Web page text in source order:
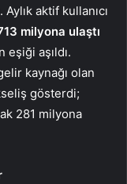
aktif kullanıcı
milyona ulaştı
aşıldı.
kaynağı olan
gösterdi;
281 milyona